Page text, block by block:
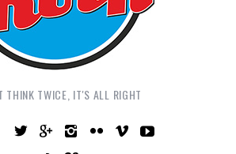
THINK TWICE, IT'S ALL RIGHT